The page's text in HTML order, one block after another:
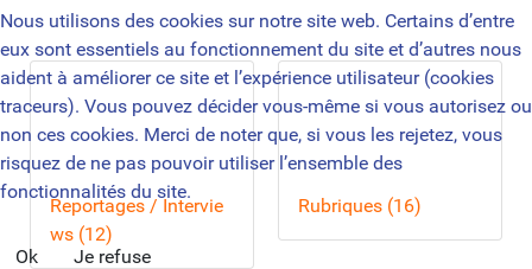
Reportages / Intervie
ws (12)
Rubriques (16)
Nous utilisons des cookies sur notre site web. Certains d’entre
eux sont essentiels au fonctionnement du site et d’autres nous
aident à améliorer ce site et l’expérience utilisateur (cookies
traceurs). Vous pouvez décider vous-même si vous autorisez ou
non ces cookies. Merci de noter que, si vous les rejetez, vous
risquez de ne pas pouvoir utiliser l’ensemble des
fonctionnalités du site.
Ok
Je refuse